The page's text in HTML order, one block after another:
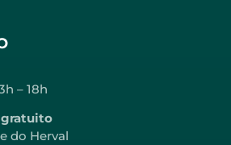
– 18h
gratuito
do Herval